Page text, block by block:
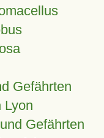
Gefährten
Lyon
Gefährten